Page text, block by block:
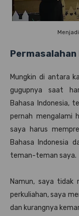
Permasalahan
Mungkin di antara
gugupnya saat
Bahasa Indonesia,
pernah mengalami
saya harus
Bahasa Indonesia
teman-teman saya.
Namun, saya tidak
perkuliahan, saya
dan kurangnya